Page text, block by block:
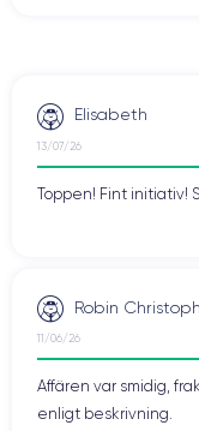
Elisabeth
13/07/26
Toppen! Fint initiativ!
Robin
11/06/26
Affären var smidig,
enligt beskrivning.